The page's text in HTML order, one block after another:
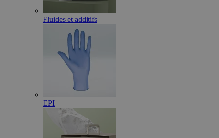
Fluides et additifs
EPI